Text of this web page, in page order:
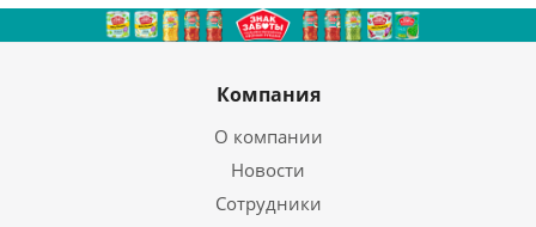
Компания
О компании
Новости
Сотрудники